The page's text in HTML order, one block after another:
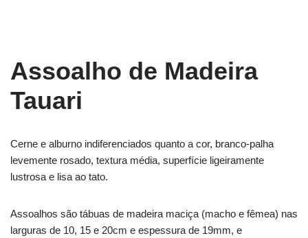
Assoalho de Madeira
Tauari
Cerne e alburno indiferenciados quanto a cor, branco-palha
levemente rosado, textura média, superfície ligeiramente
lustrosa e lisa ao tato.
Assoalhos são tábuas de madeira maciça (macho e fêmea) nas
larguras de 10, 15 e 20cm e espessura de 19mm, e